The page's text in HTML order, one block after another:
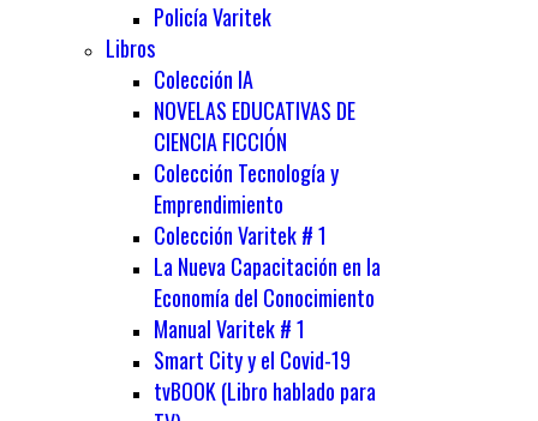
Policía Varitek
Libros
Colección IA
NOVELAS EDUCATIVAS DE
CIENCIA FICCIÓN
Colección Tecnología y
Emprendimiento
Colección Varitek # 1
La Nueva Capacitación en la
Economía del Conocimiento
Manual Varitek # 1
Smart City y el Covid-19
tvBOOK (Libro hablado para